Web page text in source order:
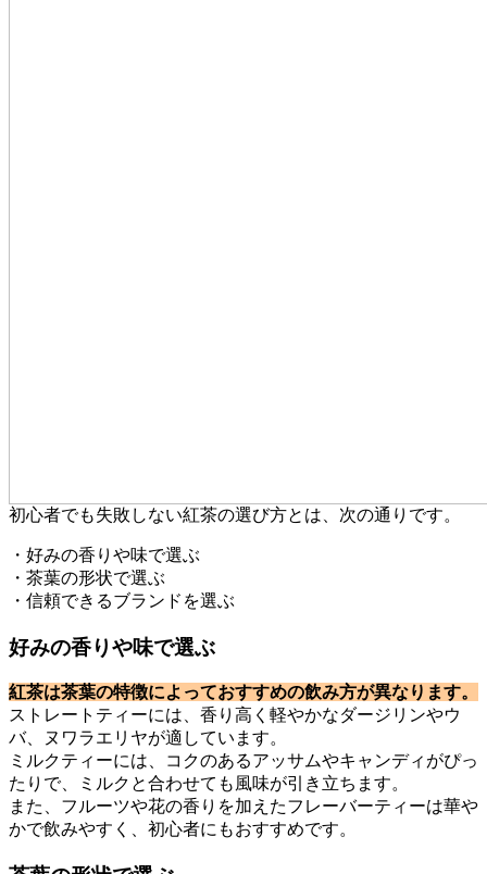
初心者でも失敗しない紅茶の選び方とは、次の通りです。
・好みの香りや味で選ぶ
・茶葉の形状で選ぶ
・信頼できるブランドを選ぶ
好みの香りや味で選ぶ
紅茶は茶葉の特徴によっておすすめの飲み方が異なります。
ストレートティーには、香り高く軽やかなダージリンやウ
バ、ヌワラエリヤが適しています。
ミルクティーには、コクのあるアッサムやキャンディがぴっ
たりで、ミルクと合わせても風味が引き立ちます。
また、フルーツや花の香りを加えたフレーバーティーは華や
かで飲みやすく、初心者にもおすすめです。